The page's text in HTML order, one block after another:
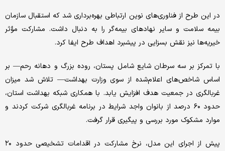
در این طرح از فناوری‌های نوین ارتباطی بهره‌برداری شد که استقبال سازمان
بیمه سلامت و سایر نهادهای بیمه‌گر را به دنبال داشت. مشارکت مؤثر
خیریه‌ها نیز نقش بسزایی در پیشبرد اهداف طرح ایفا کرد.
با تمرکز بر سه سرطان شایع شامل پستان، روده بزرگ و دهانه رحم— بر
اساس شاخص‌های اعلام‌شده از سوی وزارت بهداشت— تلاش شد میزان
غربالگری در جمعیت هدف افزایش یابد. با همکاری شبکه بهداشت استان،
حدود ۶۰ درصد از بانوان واجد شرایط در برنامه غربالگری شرکت کردند و
موارد مشکوک مورد بررسی و پیگیری قرار گرفت.
پیش از اجرای این مدل، نرخ مشارکت در اقدامات تشخیصی حدود ۲۰